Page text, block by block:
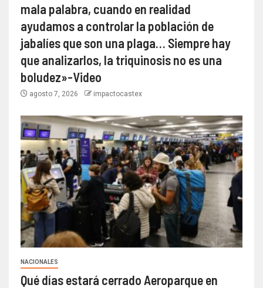
mala palabra, cuando en realidad
ayudamos a controlar la población de
jabalíes que son una plaga… Siempre hay
que analizarlos, la triquinosis no es una
boludez»-Video
agosto 7, 2026 impactocastex
NACIONALES
Qué días estará cerrado Aeroparque en